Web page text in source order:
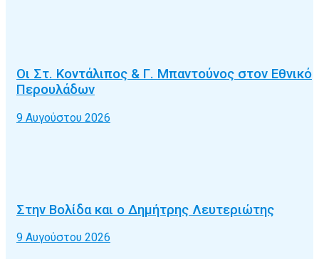
Οι Στ. Κοντάλιπος & Γ. Μπαντούνος στον Εθνικό
Περουλάδων
9 Αυγούστου 2026
Στην Βολίδα και ο Δημήτρης Λευτεριώτης
9 Αυγούστου 2026